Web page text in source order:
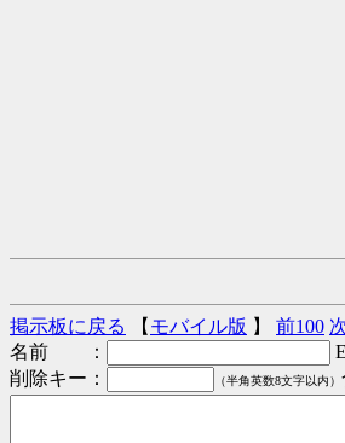
掲示板に戻る 【 モバイル版 】 前100
名前 ：
削除キー：
（半角英数8文字以内）